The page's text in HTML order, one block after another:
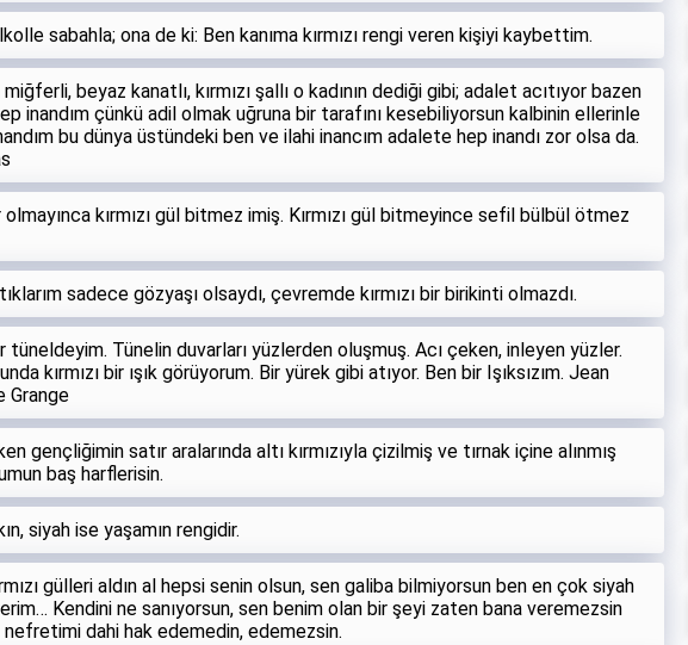
sabahla; ona de ki: Ben kanıma kırmızı rengi veren kişiyi kaybettim.
miğferli, beyaz kanatlı, kırmızı şallı o kadının dediği gibi; adalet acıtıyor bazen
inandım çünkü adil olmak uğruna bir tarafını kesebiliyorsun kalbinin ellerinle
bu dünya üstündeki ben ve ilahi inancım adalete hep inandı zor olsa da.
olmayınca kırmızı gül bitmez imiş. Kırmızı gül bitmeyince sefil bülbül ötmez
sadece gözyaşı olsaydı, çevremde kırmızı bir birikinti olmazdı.
tüneldeyim. Tünelin duvarları yüzlerden oluşmuş. Acı çeken, inleyen yüzler.
kırmızı bir ışık görüyorum. Bir yürek gibi atıyor. Ben bir Işıksızım. Jean
Grange
gençliğimin satır aralarında altı kırmızıyla çizilmiş ve tırnak içine alınmış
baş harflerisin.
siyah ise yaşamın rengidir.
gülleri aldın al hepsi senin olsun, sen galiba bilmiyorsun ben en çok siyah
Kendini ne sanıyorsun, sen benim olan bir şeyi zaten bana veremezsin
nefretimi dahi hak edemedin, edemezsin.